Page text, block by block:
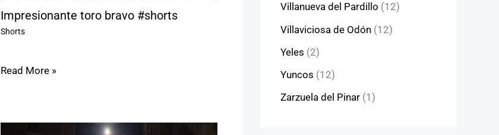
Impresionante toro bravo #shorts
Shorts
Read More »
Villanueva del Pardillo (12)
Villaviciosa de Odón (12)
Yeles (2)
Yuncos (12)
Zarzuela del Pinar (1)